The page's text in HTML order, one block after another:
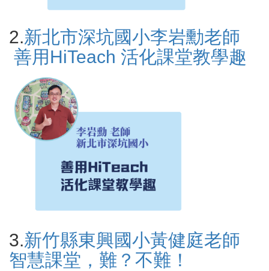
2.新北市深坑國小李岩勳老師
善用HiTeach 活化課堂教學趣
3.新竹縣東興國小黃健庭老師
智慧課堂，難？不難！